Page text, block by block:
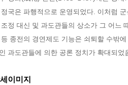
정국은 파행적으로 운영되었다. 이처럼
조정 대신 및 과도관들의 상소가 그 어느
종전의 경연제도 기능은 쇠퇴할 수밖
과도관들에 의한 공론 정치가 확대되었
이미지